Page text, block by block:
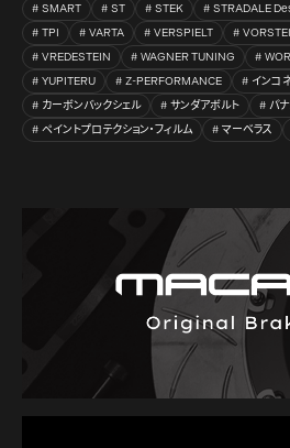
SMART
ST STEK STRADALE
TPI
VARTA VERSPIELT
VREDESTEIN
WAGNER TUNING
YUPITERU
Z-PERFORMANCE インコ
カーボンバックシェル
サンダアボルト パ
ペイントプロテクション・フィルム
マーベラス